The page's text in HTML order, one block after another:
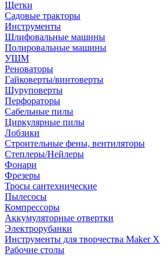
Щетки
Садовые тракторы
Инструменты
Шлифовальные машины
Полировальные машины
УШМ
Реноваторы
Гайковерты/винтоверты
Шуруповерты
Перфораторы
Сабельные пилы
Циркулярные пилы
Лобзики
Строительные фены, вентиляторы
Степлеры/Нейлеры
Фонари
Фрезеры
Тросы сантехнические
Пылесосы
Компрессоры
Аккумуляторные отвертки
Электрорубанки
Инструменты для творчества Maker X
Рабочие столы